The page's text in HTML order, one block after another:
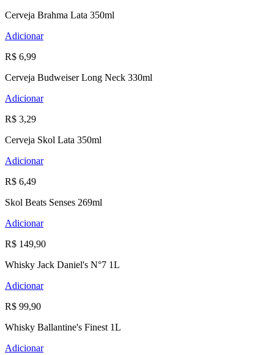
Cerveja Brahma Lata 350ml
Adicionar
R$ 6,99
Cerveja Budweiser Long Neck 330ml
Adicionar
R$ 3,29
Cerveja Skol Lata 350ml
Adicionar
R$ 6,49
Skol Beats Senses 269ml
Adicionar
R$ 149,90
Whisky Jack Daniel's N°7 1L
Adicionar
R$ 99,90
Whisky Ballantine's Finest 1L
Adicionar